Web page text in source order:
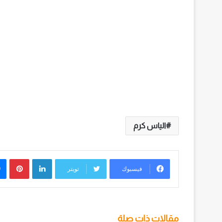
الياس كرم
فيسبوك تويتر
لينكدإن
مقالات ذات صلة